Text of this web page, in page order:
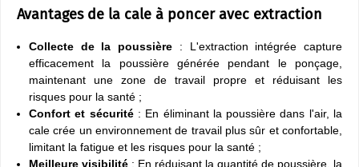
Avantages de la cale à poncer avec extraction
Collecte de la poussière : L'extraction intégrée capture
efficacement la poussière générée pendant le ponçage,
maintenant une zone de travail propre et réduisant les
risques pour la santé ;
Confort et sécurité: En éliminant la poussière dans l'air, la
cale crée un environnement de travail plus sûr et confortable,
limitant la fatigue et les risques pour la santé ;
Meilleure visibilité : En réduisant la quantité de poussière, la